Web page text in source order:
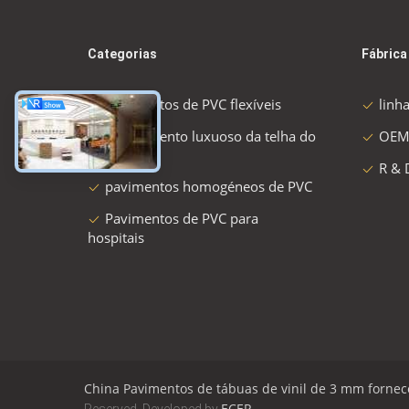
Categorias
Pavimentos de PVC flexíveis
revestimento luxuoso da telha do
vinil
pavimentos homogéneos de PVC
Pavimentos de PVC para
hospitais
Fábrica
R &
China Pavimentos de tábuas de vinil de 3 mm